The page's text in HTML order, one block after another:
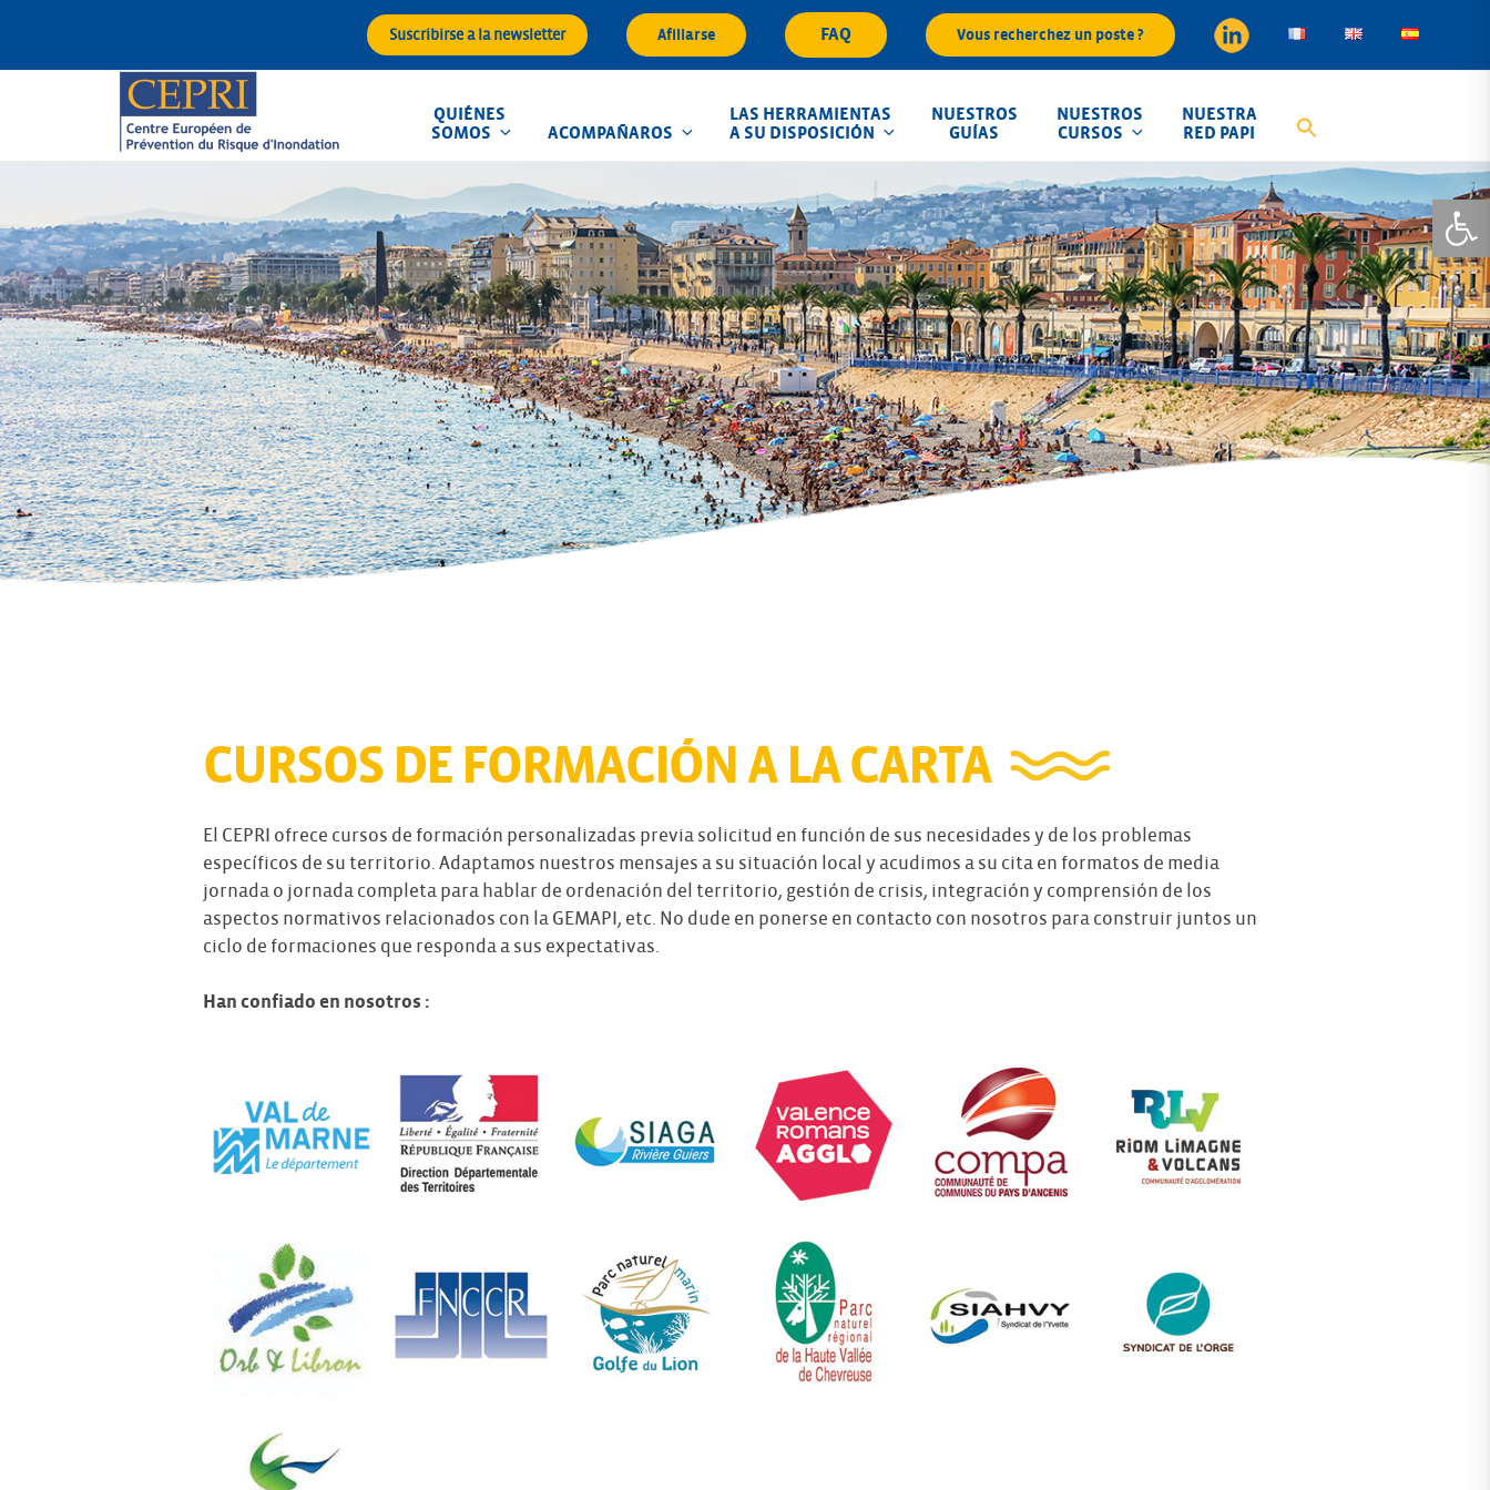
Abrir
contenido
Suscribirse a la newsletter Afiliarse FAQ Vous recherchez un poste ?
QUIÉNES
SOMOS
ACOMPAÑAROS
LAS HERRAMIENTAS
A SU DISPOSICIÓN
NUESTROS
GUÍAS
NUESTROS
CURSOS
NUESTRA
RED PAPI
CEPRI
Centre Européen de Prévention du Risque d'Inondation
CURSOS DE FORMACIÓN A LA CARTA
El CEPRI ofrece cursos de formación personalizadas previa solicitud en función de sus necesidades y de los problemas
específicos de su territorio. Adaptamos nuestros mensajes a su situación local y acudimos a su cita en formatos de media
jornada o jornada completa para hablar de ordenación del territorio, gestión de crisis, integración y comprensión de los
aspectos normativos relacionados con la GEMAPI, etc. No dude en ponerse en contacto con nosotros para construir juntos un
ciclo de formaciones que responda a sus expectativas.
Han confiado en nosotros :